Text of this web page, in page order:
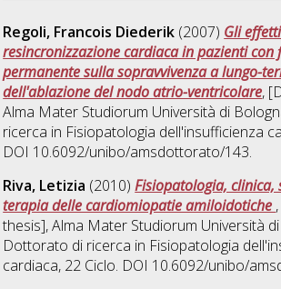
Regoli, Francois Diederik (2007) Gli
resincronizzazione cardiaca in pazienti
permanente sulla sopravvivenza a lungo-
dell'ablazione del nodo atrio-ventricolare,
Alma Mater Studiorum Università di
ricerca in Fisiopatologia dell'insufficienza
DOI 10.6092/unibo/amsdottorato/143.
Riva, Letizia (2010)Fisiopatologia,
terapia delle cardiomiopatie amiloidotiche
thesis], Alma Mater Studiorum Università
Dottorato di ricerca in Fisiopatologia
cardiaca, 22 Ciclo. DOI 10.6092/unibo/